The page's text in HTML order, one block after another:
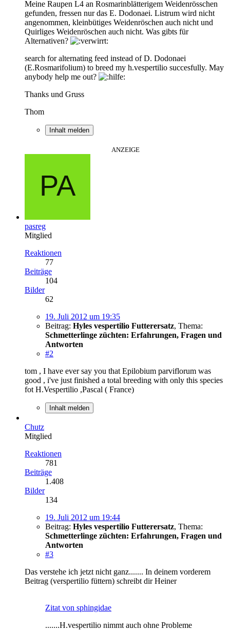
Meine Raupen L4 an Rosmarinblätterigem Weidenrösschen
gefunden, fressen nur das E. Dodonaei. Listrum wird nicht
angenommen, kleinbütiges Weidenröschen auch nicht und
Quirliges Weidenröschen auch nicht. Was gibts für
Alternativen?
search for alternating feed instead of D. Dodonaei
(E.Rosmarifolium) to breed my h.vespertilio succesfully. May
anybody help me out?
Thanks und Gruss
Thom
Inhalt melden
ANZEIGE
pasreg
Mitglied
Reaktionen
77
Beiträge
104
Bilder
62
19. Juli 2012 um 19:35
Beitrag: Hyles vespertilio Futterersatz, Thema:
Schmetterlinge züchten: Erfahrungen, Fragen und
Antworten
#2
tom , I have ever say you that Epilobium parviflorum was
good , i've just finished a total breeding with only this species
fot H.Vespertilio ,Pascal ( France)
Inhalt melden
Chutz
Mitglied
Reaktionen
781
Beiträge
1.408
Bilder
134
19. Juli 2012 um 19:44
Beitrag: Hyles vespertilio Futterersatz, Thema:
Schmetterlinge züchten: Erfahrungen, Fragen und
Antworten
#3
Das verstehe ich jetzt nicht ganz....... In deinem vorderem
Beitrag (verspertilio füttern) schreibt dir Heiner
Zitat von sphingidae
.......H.vespertilio nimmt auch ohne Probleme